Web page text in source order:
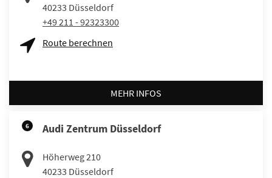
40233 Düsseldorf
+49 211 - 92323300
Route berechnen
MEHR INFOS
6 Audi Zentrum Düsseldorf
Höherweg 210
40233 Düsseldorf